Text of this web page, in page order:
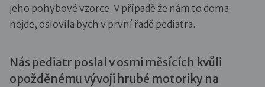
jeho pohybové vzorce. V případě že nám to doma
nejde, oslovila bych v první řadě pediatra.
Nás pediatr poslal v osmi měsících kvůli
opožděnému vývoji hrubé motoriky na